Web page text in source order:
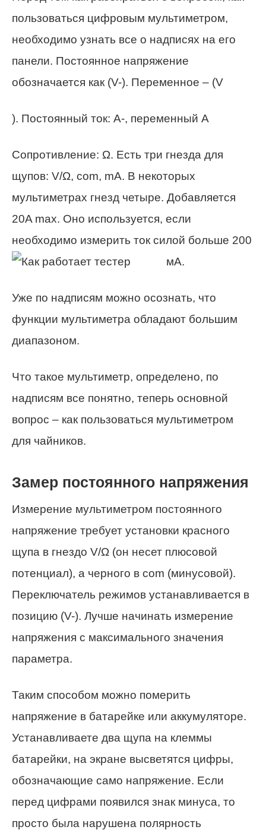
пользоваться цифровым мультиметром,
необходимо узнать все о надписях на его
панели. Постоянное напряжение
обозначается как (V-). Переменное – (V
). Постоянный ток: А-, переменный А
Сопротивление: Ω. Есть три гнезда для
щупов: V/Ω, com, mA. В некоторых
мультиметрах гнезд четыре. Добавляется
20A max. Оно используется, если
необходимо измерить ток силой больше 200
мА.
Уже по надписям можно осознать, что
функции мультиметра обладают большим
диапазоном.
Что такое мультиметр, определено, по
надписям все понятно, теперь основной
вопрос – как пользоваться мультиметром
для чайников.
Замер постоянного напряжения
Измерение мультиметром постоянного
напряжение требует установки красного
щупа в гнездо V/Ω (он несет плюсовой
потенциал), а черного в com (минусовой).
Переключатель режимов устанавливается в
позицию (V-). Лучше начинать измерение
напряжения с максимального значения
параметра.
Таким способом можно померить
напряжение в батарейке или аккумуляторе.
Устанавливаете два щупа на клеммы
батарейки, на экране высветятся цифры,
обозначающие само напряжение. Если
перед цифрами появился знак минуса, то
просто была нарушена полярность